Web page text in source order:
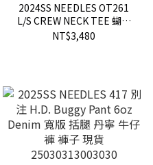
2024SS NEEDLES OT261
L/S CREW NECK TEE 蝴蝶
刺繡 LOGO 長T 現貨
NT$3,480